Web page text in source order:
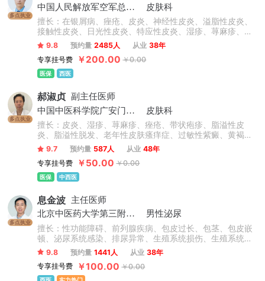
多点执业
中国人民解放军空军总医院
皮肤科
擅长：在银屑病、痤疮、皮炎、神经性皮炎、溢脂性皮炎、
接触性皮炎、日光性皮炎、特应性皮炎、湿疹、荨麻疹、慢
性荨麻疹、急性荨麻疹、丘疹性荨麻疹、胆碱能性荨麻疹等
心身性皮肤病诊治方面有独到的见解和特色。
9.8 预约量 2485人 从业 38年
专享挂号费
￥200.00 ￥0.00
医保 西医
多点执业
郝淑贞 副主任医师
中国中医科学院广安门医院
皮肤科
擅长：皮炎、湿疹、荨麻疹、痤疮、带状疱疹、脂溢性皮
炎、脂溢性脱发、老年性皮肤瘙痒症、过敏性紫癜、黄褐
斑、银屑病、白癜风、扁平疣等皮肤病的诊断及治疗。
9.7 预约量 587人 从业 48年
专享挂号费
￥50.00 ￥0.00
医保 中西医
多点执业
息金波 主任医师
北京中医药大学第三附属医院
男性泌尿
擅长：性功能障碍、前列腺疾病、包皮过长、包茎、包皮嵌
顿、泌尿系统感染、排尿异常、生殖系统损伤、生殖系统感
染、男性不育症、睾丸疾病。
9.8 预约量 1441人 从业 38年
专享挂号费
￥100.00 ￥0.00